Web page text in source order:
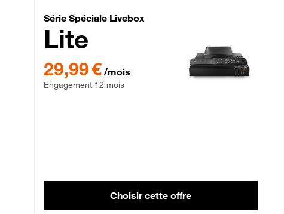
Série Spéciale Livebox
Série Spéciale Livebox
Lite
29,99 € par mois , Engagement 12 mois
29,99 € /mois
Engagement 12 mois
Choisir cette offre